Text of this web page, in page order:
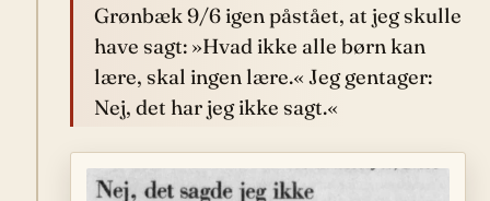
Grønbæk 9/6 igen påstået, at jeg skulle
have sagt: »Hvad ikke alle børn kan
lære, skal ingen lære.« Jeg gentager:
Nej, det har jeg ikke sagt.«